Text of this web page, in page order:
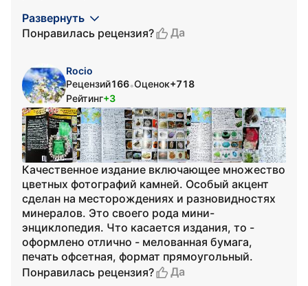
Развернуть
Понравилась рецензия?
Да
Rocio
Рецензий166•Оценок+718
Рейтинг+3
Качественное издание включающее множество
цветных фотографий камней. Особый акцент
сделан на месторождениях и разновидностях
минералов. Это своего рода мини-
энциклопедия. Что касается издания, то -
оформлено отлично - мелованная бумага,
печать офсетная, формат прямоугольный.
Понравилась рецензия?
Да